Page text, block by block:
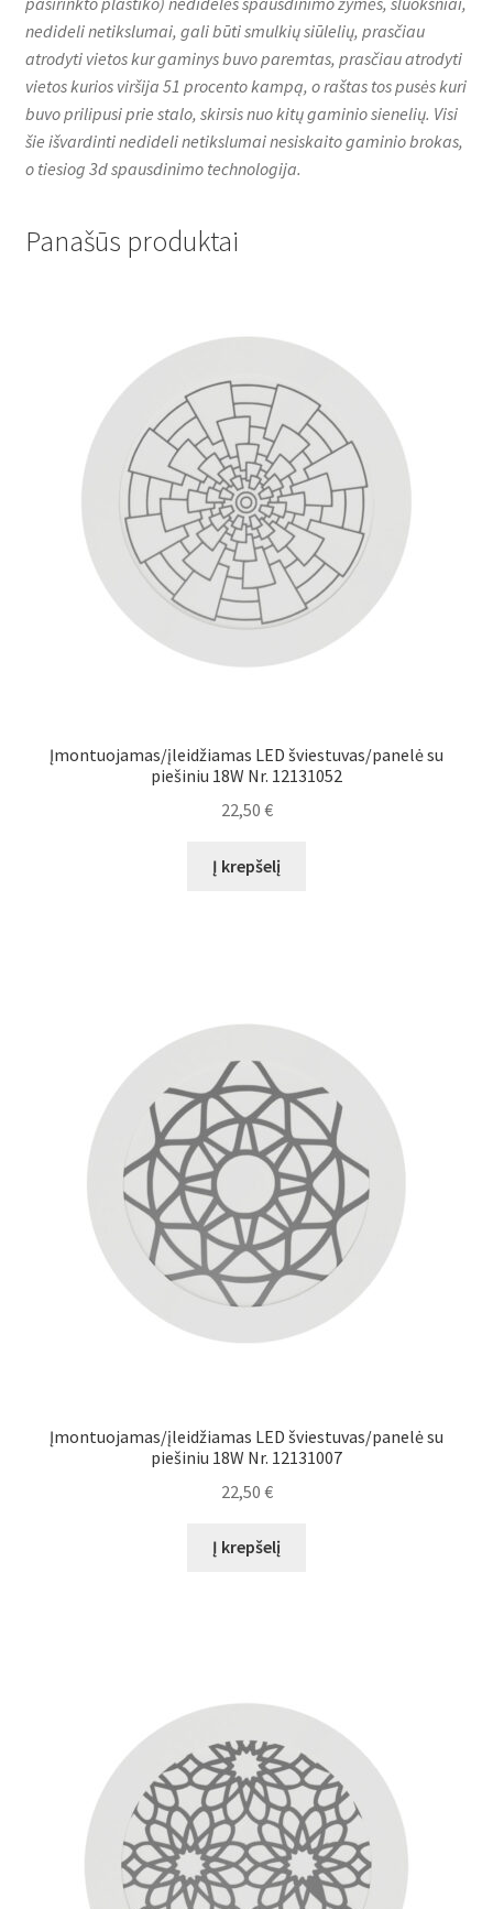
nedideli netikslumai, gali būti smulkių siūlelių, prasčiau
atrodyti vietos kur gaminys buvo paremtas, prasčiau atrodyti
vietos kurios viršija 51 procento kampą, o raštas tos pusės kuri
buvo prilipusi prie stalo, skirsis nuo kitų gaminio sienelių. Visi
šie išvardinti nedideli netikslumai nesiskaito gaminio brokas,
o tiesiog 3d spausdinimo technologija.
Panašūs produktai
Įmontuojamas/įleidžiamas LED šviestuvas/panelė su
piešiniu 18W Nr. 12131052
22,50 €
Į krepšelį
Įmontuojamas/įleidžiamas LED šviestuvas/panelė su
piešiniu 18W Nr. 12131007
22,50 €
Į krepšelį